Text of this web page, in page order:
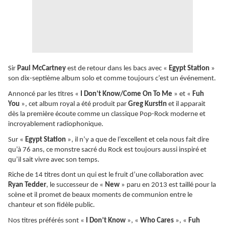
Sir Paul McCartney est de retour dans les bacs avec « Egypt Station »
son dix-septième album solo et comme toujours c’est un événement.
Annoncé par les titres « I Don’t Know/Come On To Me » et « Fuh
You », cet album royal a été produit par Greg Kurstin et il apparait
dès la première écoute comme un classique Pop-Rock moderne et
incroyablement radiophonique.
Sur « Egypt Station », il n’y a que de l’excellent et cela nous fait dire
qu’à 76 ans, ce monstre sacré du Rock est toujours aussi inspiré et
qu’il sait vivre avec son temps.
Riche de 14 titres dont un qui est le fruit d’une collaboration avec
Ryan Tedder, le successeur de « New » paru en 2013 est taillé pour la
scène et il promet de beaux moments de communion entre le
chanteur et son fidèle public.
Nos titres préférés sont « I Don’t Know », « Who Cares », « Fuh